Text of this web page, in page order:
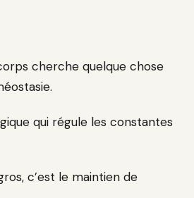
cherche quelque chose
qui régule les constantes
c’est le maintien de